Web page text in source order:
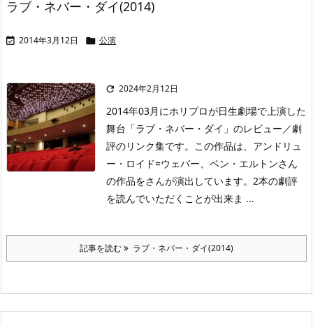
ラブ・ネバー・ダイ(2014)
 2014年3月12日  公演
 2024年2月12日
2014年03月にホリプロが日生劇場で上演した
舞台「ラブ・ネバー・ダイ」のレビュー／劇
評のリンク集です。この作品は、アンドリュ
ー・ロイド=ウェバー、ベン・エルトンさん
の作品をさんが演出しています。2本の劇評
を読んでいただくことが出来ま ...
記事を読む ラブ・ネバー・ダイ(2014)